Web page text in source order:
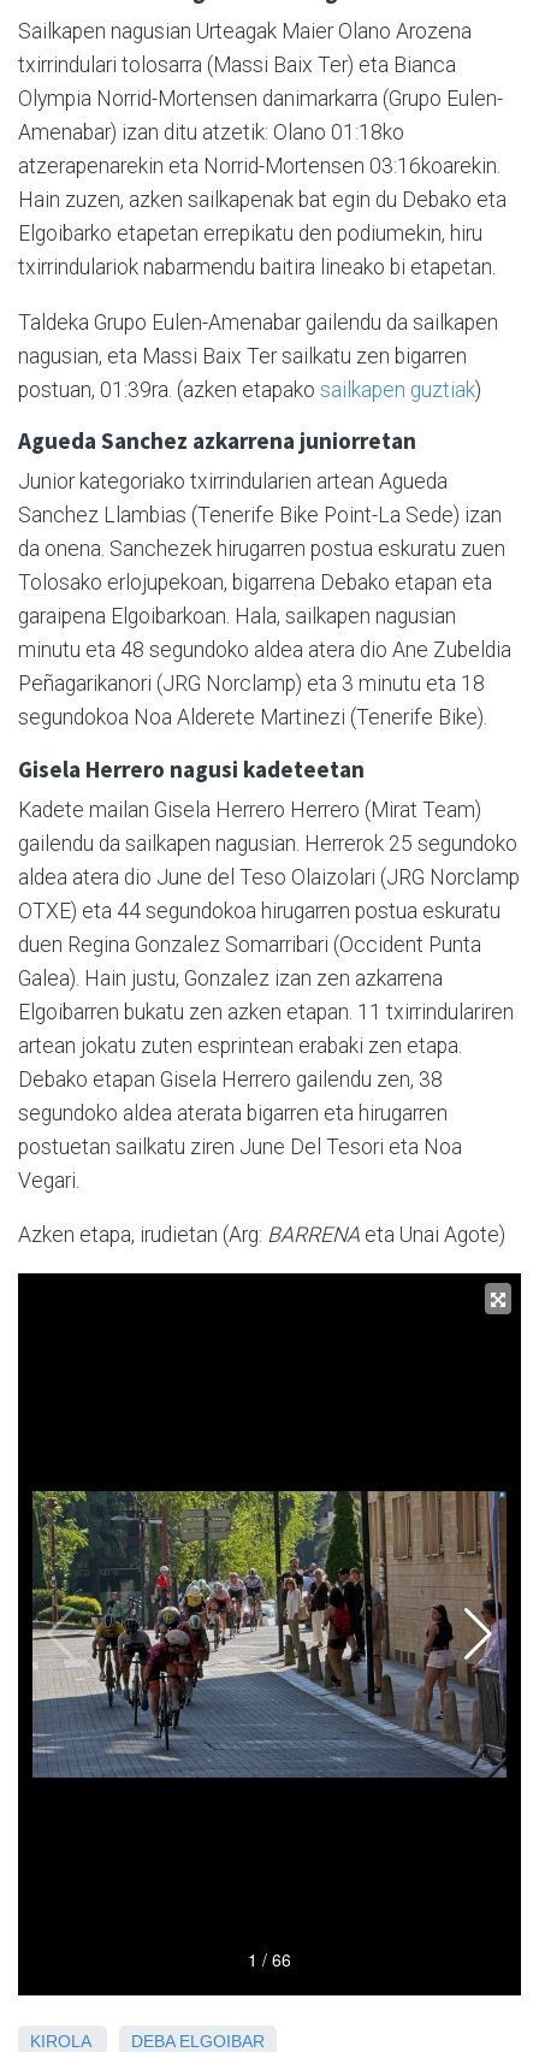
Sailkapen nagusian Urteagak Maier Olano Arozena
txirrindulari tolosarra (Massi Baix Ter) eta Bianca
Olympia Norrid-Mortensen danimarkarra (Grupo Eulen-
Amenabar) izan ditu atzetik: Olano 01:18ko
atzerapenarekin eta Norrid-Mortensen 03:16koarekin.
Hain zuzen, azken sailkapenak bat egin du Debako eta
Elgoibarko etapetan errepikatu den podiumekin, hiru
txirrindulariok nabarmendu baitira lineako bi etapetan.
Taldeka Grupo Eulen-Amenabar gailendu da sailkapen
nagusian, eta Massi Baix Ter sailkatu zen bigarren
postuan, 01:39ra. (azken etapako sailkapen guztiak)
Agueda Sanchez azkarrena juniorretan
Junior kategoriako txirrindularien artean Agueda
Sanchez Llambias (Tenerife Bike Point-La Sede) izan
da onena. Sanchezek hirugarren postua eskuratu zuen
Tolosako erlojupekoan, bigarrena Debako etapan eta
garaipena Elgoibarkoan. Hala, sailkapen nagusian
minutu eta 48 segundoko aldea atera dio Ane Zubeldia
Peñagarikanori (JRG Norclamp) eta 3 minutu eta 18
segundokoa Noa Alderete Martinezi (Tenerife Bike).
Gisela Herrero nagusi kadeteetan
Kadete mailan Gisela Herrero Herrero (Mirat Team)
gailendu da sailkapen nagusian. Herrerok 25 segundoko
aldea atera dio June del Teso Olaizolari (JRG Norclamp
OTXE) eta 44 segundokoa hirugarren postua eskuratu
duen Regina Gonzalez Somarribari (Occident Punta
Galea). Hain justu, Gonzalez izan zen azkarrena
Elgoibarren bukatu zen azken etapan. 11 txirrindulariren
artean jokatu zuten esprintean erabaki zen etapa.
Debako etapan Gisela Herrero gailendu zen, 38
segundoko aldea aterata bigarren eta hirugarren
postuetan sailkatu ziren June Del Tesori eta Noa
Vegari.
Azken etapa, irudietan (Arg: BARRENA eta Unai Agote)
KIROLA DEBA ELGOIBAR